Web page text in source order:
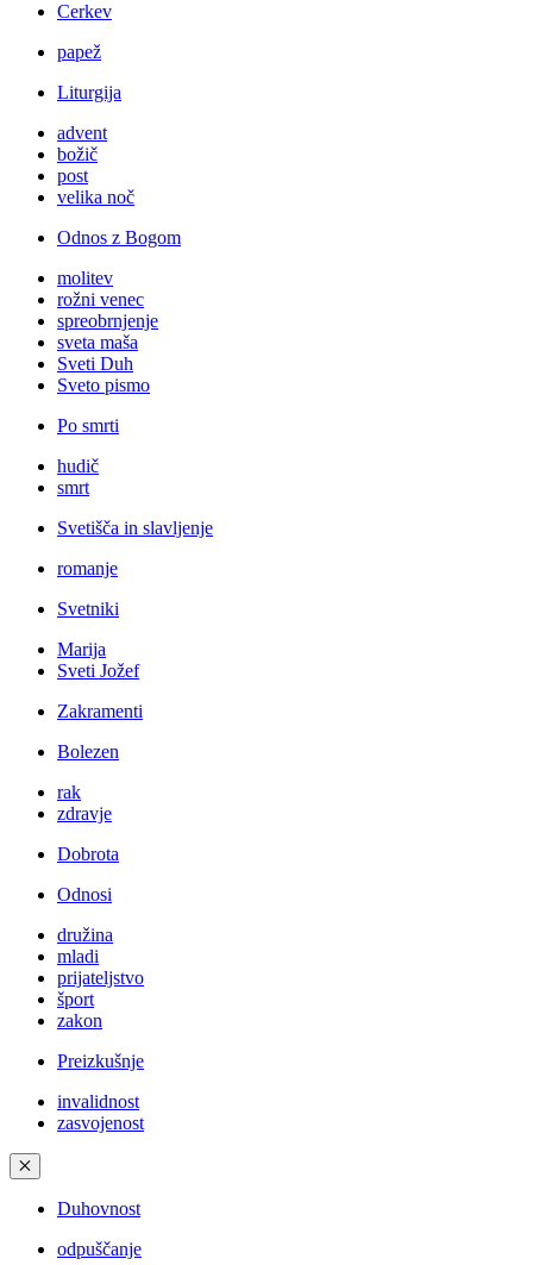
Cerkev
papež
Liturgija
advent
božič
post
velika noč
Odnos z Bogom
molitev
rožni venec
spreobrnjenje
sveta maša
Sveti Duh
Sveto pismo
Po smrti
hudič
smrt
Svetišča in slavljenje
romanje
Svetniki
Marija
Sveti Jožef
Zakramenti
Bolezen
rak
zdravje
Dobrota
Odnosi
družina
mladi
prijateljstvo
šport
zakon
Preizkušnje
invalidnost
zasvojenost
✕
Duhovnost
odpuščanje